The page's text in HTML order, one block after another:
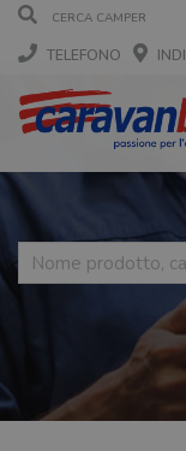
TELEFONO